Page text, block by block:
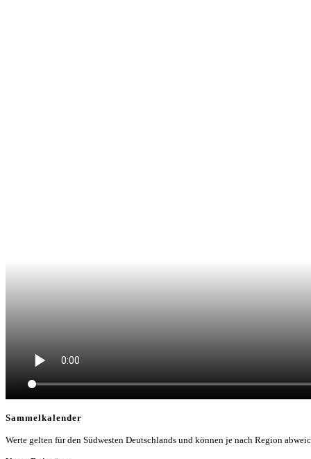
Sammelkalender
Werte gelten für den Südwesten Deutschlands und können je nach Region